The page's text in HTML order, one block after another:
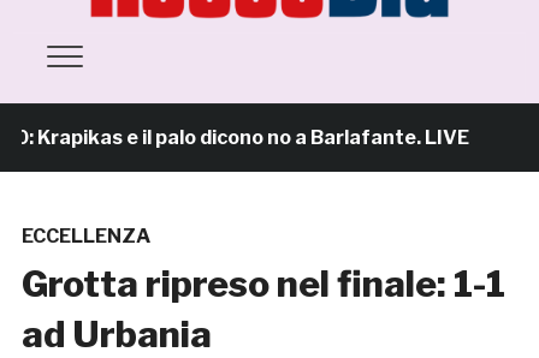
e il palo dicono no a Barlafante. LIVE
ECCELLENZA
Grotta ripreso nel finale: 1-1
ad Urbania